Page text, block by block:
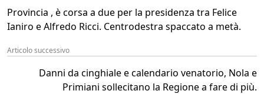
Provincia , è corsa a due per la presidenza tra Felice
Ianiro e Alfredo Ricci. Centrodestra spaccato a metà.
Articolo successivo
Danni da cinghiale e calendario venatorio, Nola e
Primiani sollecitano la Regione a fare di più.